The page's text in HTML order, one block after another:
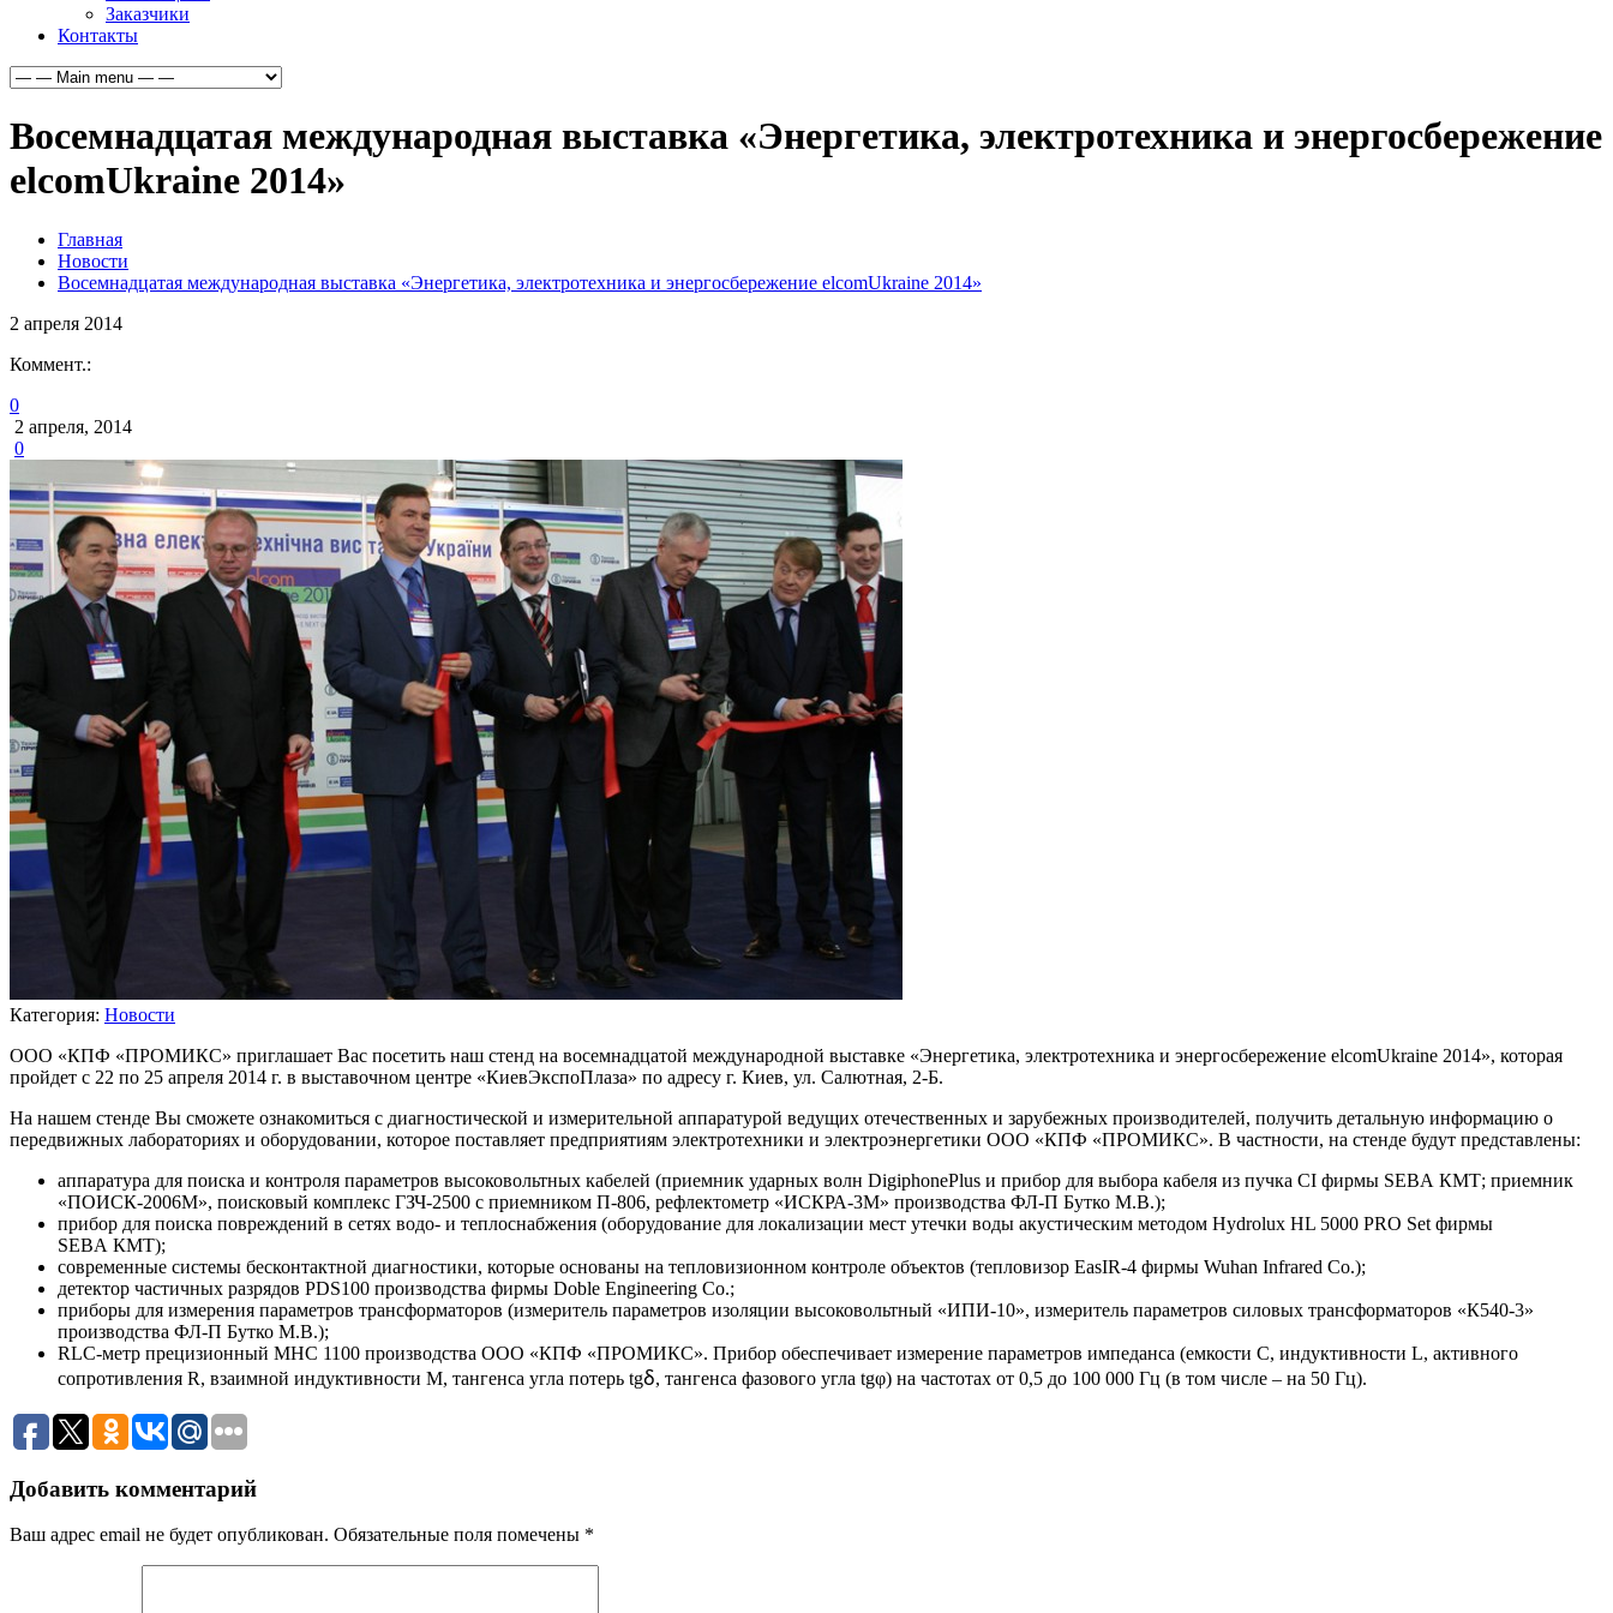
Заказчики
Контакты
Восемнадцатая международная выставка «Энергетика, электротехника и энергосбережение
elcomUkraine 2014»
Главная
Новости
Восемнадцатая международная выставка «Энергетика, электротехника и энергосбережение elcomUkraine 2014»
2 апреля 2014
Коммент.:
0
2 апреля, 2014
0
Категория: Новости
ООО «КПФ «ПРОМИКС» приглашает Вас посетить наш стенд на восемнадцатой международной выставке «Энергетика, электротехника и энергосбережение elcomUkraine 2014», которая
пройдет с 22 по 25 апреля 2014 г. в выставочном центре «КиевЭкспоПлаза» по адресу г. Киев, ул. Салютная, 2-Б.
На нашем стенде Вы сможете ознакомиться с диагностической и измерительной аппаратурой ведущих отечественных и зарубежных производителей, получить детальную информацию о
передвижных лабораториях и оборудовании, которое поставляет предприятиям электротехники и электроэнергетики ООО «КПФ «ПРОМИКС». В частности, на стенде будут представлены:
аппаратура для поиска и контроля параметров высоковольтных кабелей (приемник ударных волн DigiphonePlus и прибор для выбора кабеля из пучка CI фирмы SEBА КМТ; приемник
«ПОИСК-2006М», поисковый комплекс ГЗЧ-2500 с приемником П-806, рефлектометр «ИСКРА-3М» производства ФЛ-П Бутко М.В.);
прибор для поиска повреждений в сетях водо- и теплоснабжения (оборудование для локализации мест утечки воды акустическим методом Hydrolux HL 5000 PRO Set фирмы
SEBА КМТ);
современные системы бесконтактной диагностики, которые основаны на тепловизионном контроле объектов (тепловизор EasIR-4 фирмы Wuhan Infrared Co.);
детектор частичных разрядов PDS100 производства фирмы Doble Engineering Co.;
приборы для измерения параметров трансформаторов (измеритель параметров изоляции высоковольтный «ИПИ-10», измеритель параметров силовых трансформаторов «К540-3»
производства ФЛ-П Бутко М.В.);
RLC-метр прецизионный МНС 1100 производства ООО «КПФ «ПРОМИКС». Прибор обеспечивает измерение параметров импеданса (емкости С, индуктивности L, активного
сопротивления R, взаимной индуктивности М, тангенса угла потерь tgẟ, тангенса фазового угла tgφ) на частотах от 0,5 до 100 000 Гц (в том числе – на 50 Гц).
Добавить комментарий
Ваш адрес email не будет опубликован. Обязательные поля помечены *